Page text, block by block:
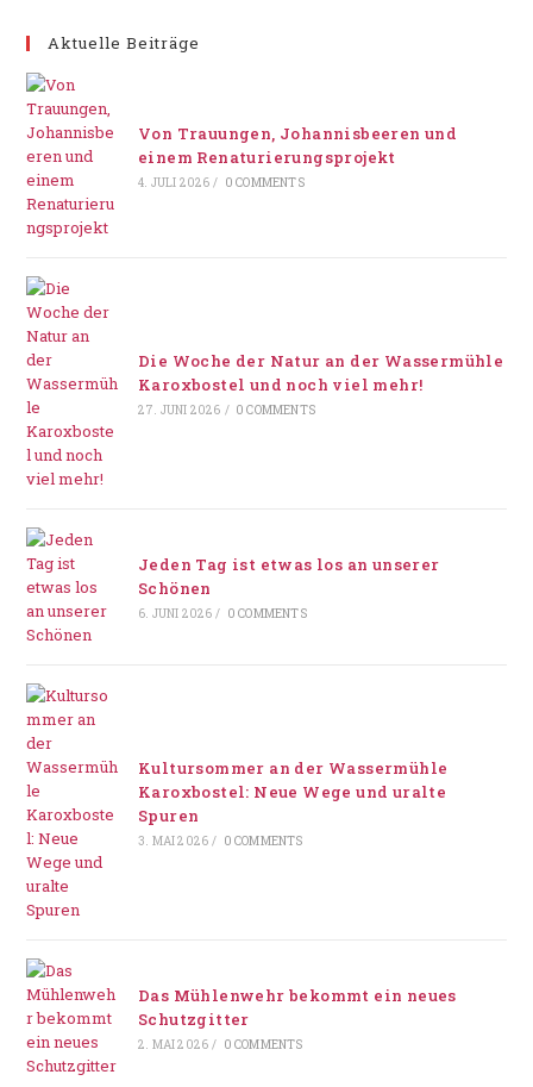
Aktuelle Beiträge
Von Trauungen, Johannisbeeren und
einem Renaturierungsprojekt
4. JULI 2026 / 0 COMMENTS
Die Woche der Natur an der Wassermühle
Karoxbostel und noch viel mehr!
27. JUNI 2026 / 0 COMMENTS
Jeden Tag ist etwas los an unserer
Schönen
6. JUNI 2026 / 0 COMMENTS
Kultursommer an der Wassermühle
Karoxbostel: Neue Wege und uralte
Spuren
3. MAI 2026 / 0 COMMENTS
Das Mühlenwehr bekommt ein neues
Schutzgitter
2. MAI 2026 / 0 COMMENTS